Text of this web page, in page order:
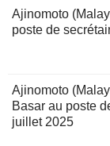
Ajinomoto
poste de
Ajinomoto
Basar au poste
juillet 2025